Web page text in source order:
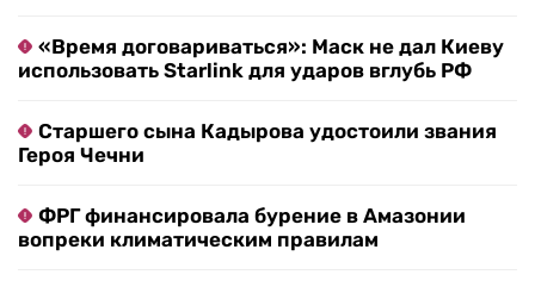
«Время договариваться»: Маск не дал Киеву
использовать Starlink для ударов вглубь РФ
Старшего сына Кадырова удостоили звания
Героя Чечни
ФРГ финансировала бурение в Амазонии
вопреки климатическим правилам